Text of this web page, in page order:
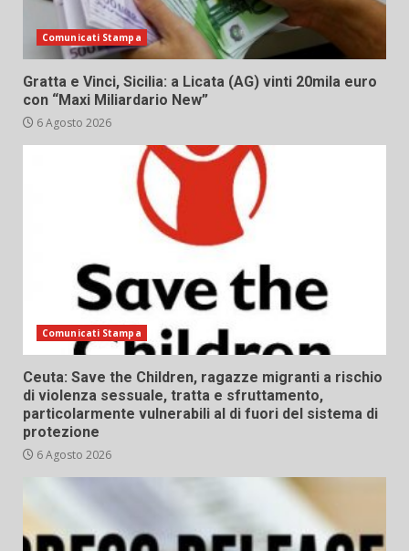
Comunicati Stampa
Gratta e Vinci, Sicilia: a Licata (AG) vinti 20mila euro
con “Maxi Miliardario New”
6 Agosto 2026
Comunicati Stampa
Ceuta: Save the Children, ragazze migranti a rischio
di violenza sessuale, tratta e sfruttamento,
particolarmente vulnerabili al di fuori del sistema di
protezione
6 Agosto 2026